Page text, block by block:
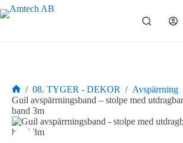
Hoppa
till
Hem
/ 08. TYGER - DEKOR / Avspärrning
Guil avspärrningsband – stolpe med
band 3m